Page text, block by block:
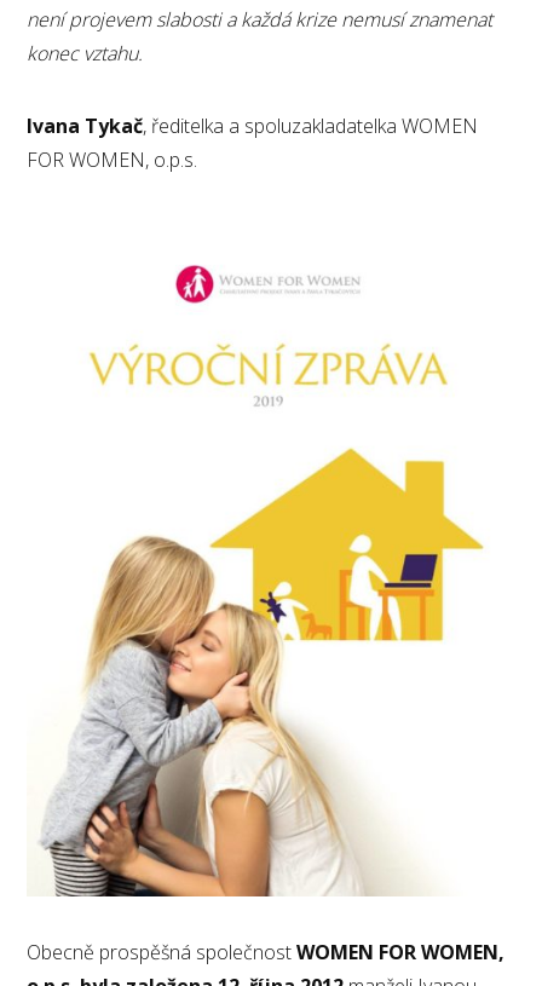
není projevem slabosti a každá krize nemusí znamenat
konec vztahu.
Ivana Tykač, ředitelka a spoluzakladatelka WOMEN
FOR WOMEN, o.p.s.
Obecně prospěšná společnostWOMEN FOR WOMEN,